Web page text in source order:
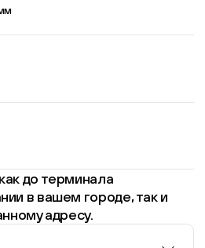
до терминала
в вашем городе, так и
адресу.